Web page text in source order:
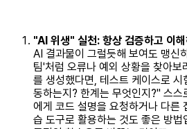
"AI 위생" 실천: 항상 검증하고 이해
AI 결과물이 그럴듯해 보여도 맹신
팀'처럼 오류나 예외 상황을 찾아
를 생성했다면, 테스트 케이스로
동하는지? 한계는 무엇인지?" 스스
에게 코드 설명을 요청하거나 다른
습 도구로 활용하는 것도 좋은 방